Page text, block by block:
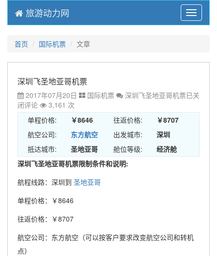
Menu
旅游动力网
首页 国际机票 文章
深圳飞圣地亚哥机票
2017年07月20日 国际机票 深圳飞圣地亚哥机票已关
闭评论
3,161 次
单程价格:
￥8646 往返价格:
￥8707
航空公司:
东方航空 出发城市:
深圳
抵达城市:
圣地亚哥 舱位等级:
经济舱
深圳飞圣地亚哥机票限制条件和说明:
航程线路：深圳到 圣地亚哥
单程价格：￥8646
往返价格：￥8707
航空公司：东方航空（可以按客户要求改变航空公司和转机
点）